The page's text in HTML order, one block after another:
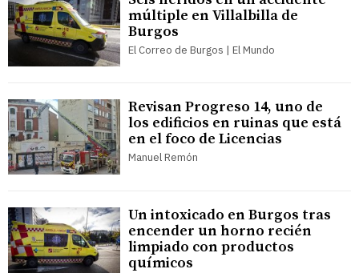
múltiple en Villalbilla de
Burgos
El Correo de Burgos | El Mundo
Revisan Progreso 14, uno de
los edificios en ruinas que está
en el foco de Licencias
Manuel Remón
Un intoxicado en Burgos tras
encender un horno recién
limpiado con productos
químicos